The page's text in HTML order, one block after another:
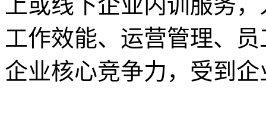
上或线下企业内训服务
工作效能、运营管理、
企业核心竞争力，受到